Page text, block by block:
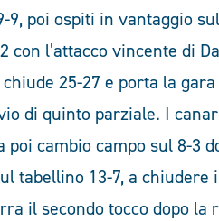
9, poi ospiti in vantaggio
con l’attacco vincente di
25-27 e porta la
di quinto parziale. I
cambio campo sul 8-3
tabellino 13-7, a chiudere
il secondo tocco dopo la